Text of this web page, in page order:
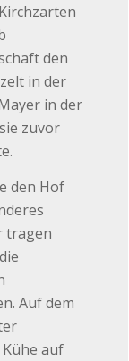
den
in der
in der
zuvor
den Hof
tragen
Auf dem
auf